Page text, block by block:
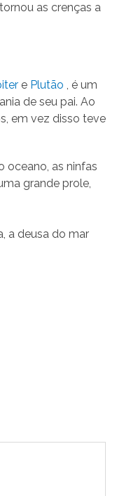
as crenças a
e Plutão , é um
de seu pai. Ao
em vez disso teve
oceano, as ninfas
grande prole,
a deusa do mar